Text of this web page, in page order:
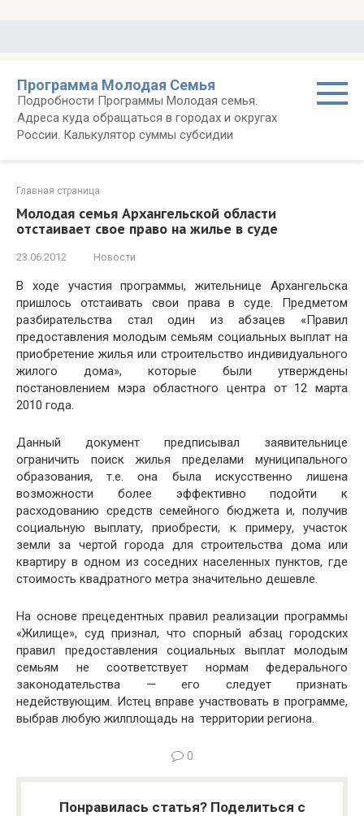
Программа Молодая Семья
Подробности Программы Молодая семья.
Адреса куда обращаться в городах и округах
России. Калькулятор суммы субсидии
Главная страница
Молодая семья Архангельской области
отстаивает свое право на жилье в суде
23.06.2012 Новости
В ходе участия программы, жительнице Архангельска
пришлось отстаивать свои права в суде. Предметом
разбирательства стал один из абзацев «Правил
предоставления молодым семьям социальных выплат на
приобретение жилья или строительство индивидуального
жилого дома», которые были утверждены
постановлением мэра областного центра от 12 марта
2010 года.
Данный документ предписывал заявительнице
ограничить поиск жилья пределами муниципального
образования, т.е. она была искусственно лишена
возможности более эффективно подойти к
расходованию средств семейного бюджета и, получив
социальную выплату, приобрести, к примеру, участок
земли за чертой города для строительства дома или
квартиру в одном из соседних населенных пунктов, где
стоимость квадратного метра значительно дешевле.
На основе прецедентных правил реализации программы
«Жилище», суд признал, что спорный абзац городских
правил предоставления социальных выплат молодым
семьям не соответствует нормам федерального
законодательства — его следует признать
недействующим. Истец вправе участвовать в программе,
выбрав любую жилплощадь на территории региона.
0
Понравилась статья? Поделиться с